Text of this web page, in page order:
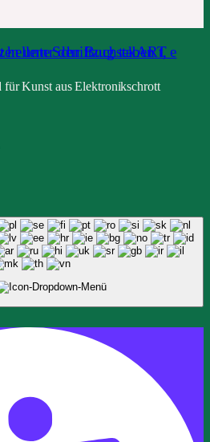
Kunst aus Elektronikschrott